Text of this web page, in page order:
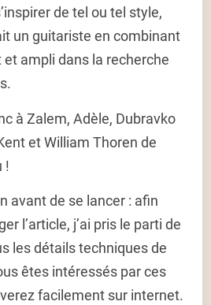
de tel ou tel style,
un guitariste en combinant
et ampli dans la recherche
à Zalem, Adèle, Dubravko
et William Thoren de
!
avant de se lancer : afin
l’article, j’ai pris le parti de
les détails techniques de
êtes intéressés par ces
facilement sur internet.